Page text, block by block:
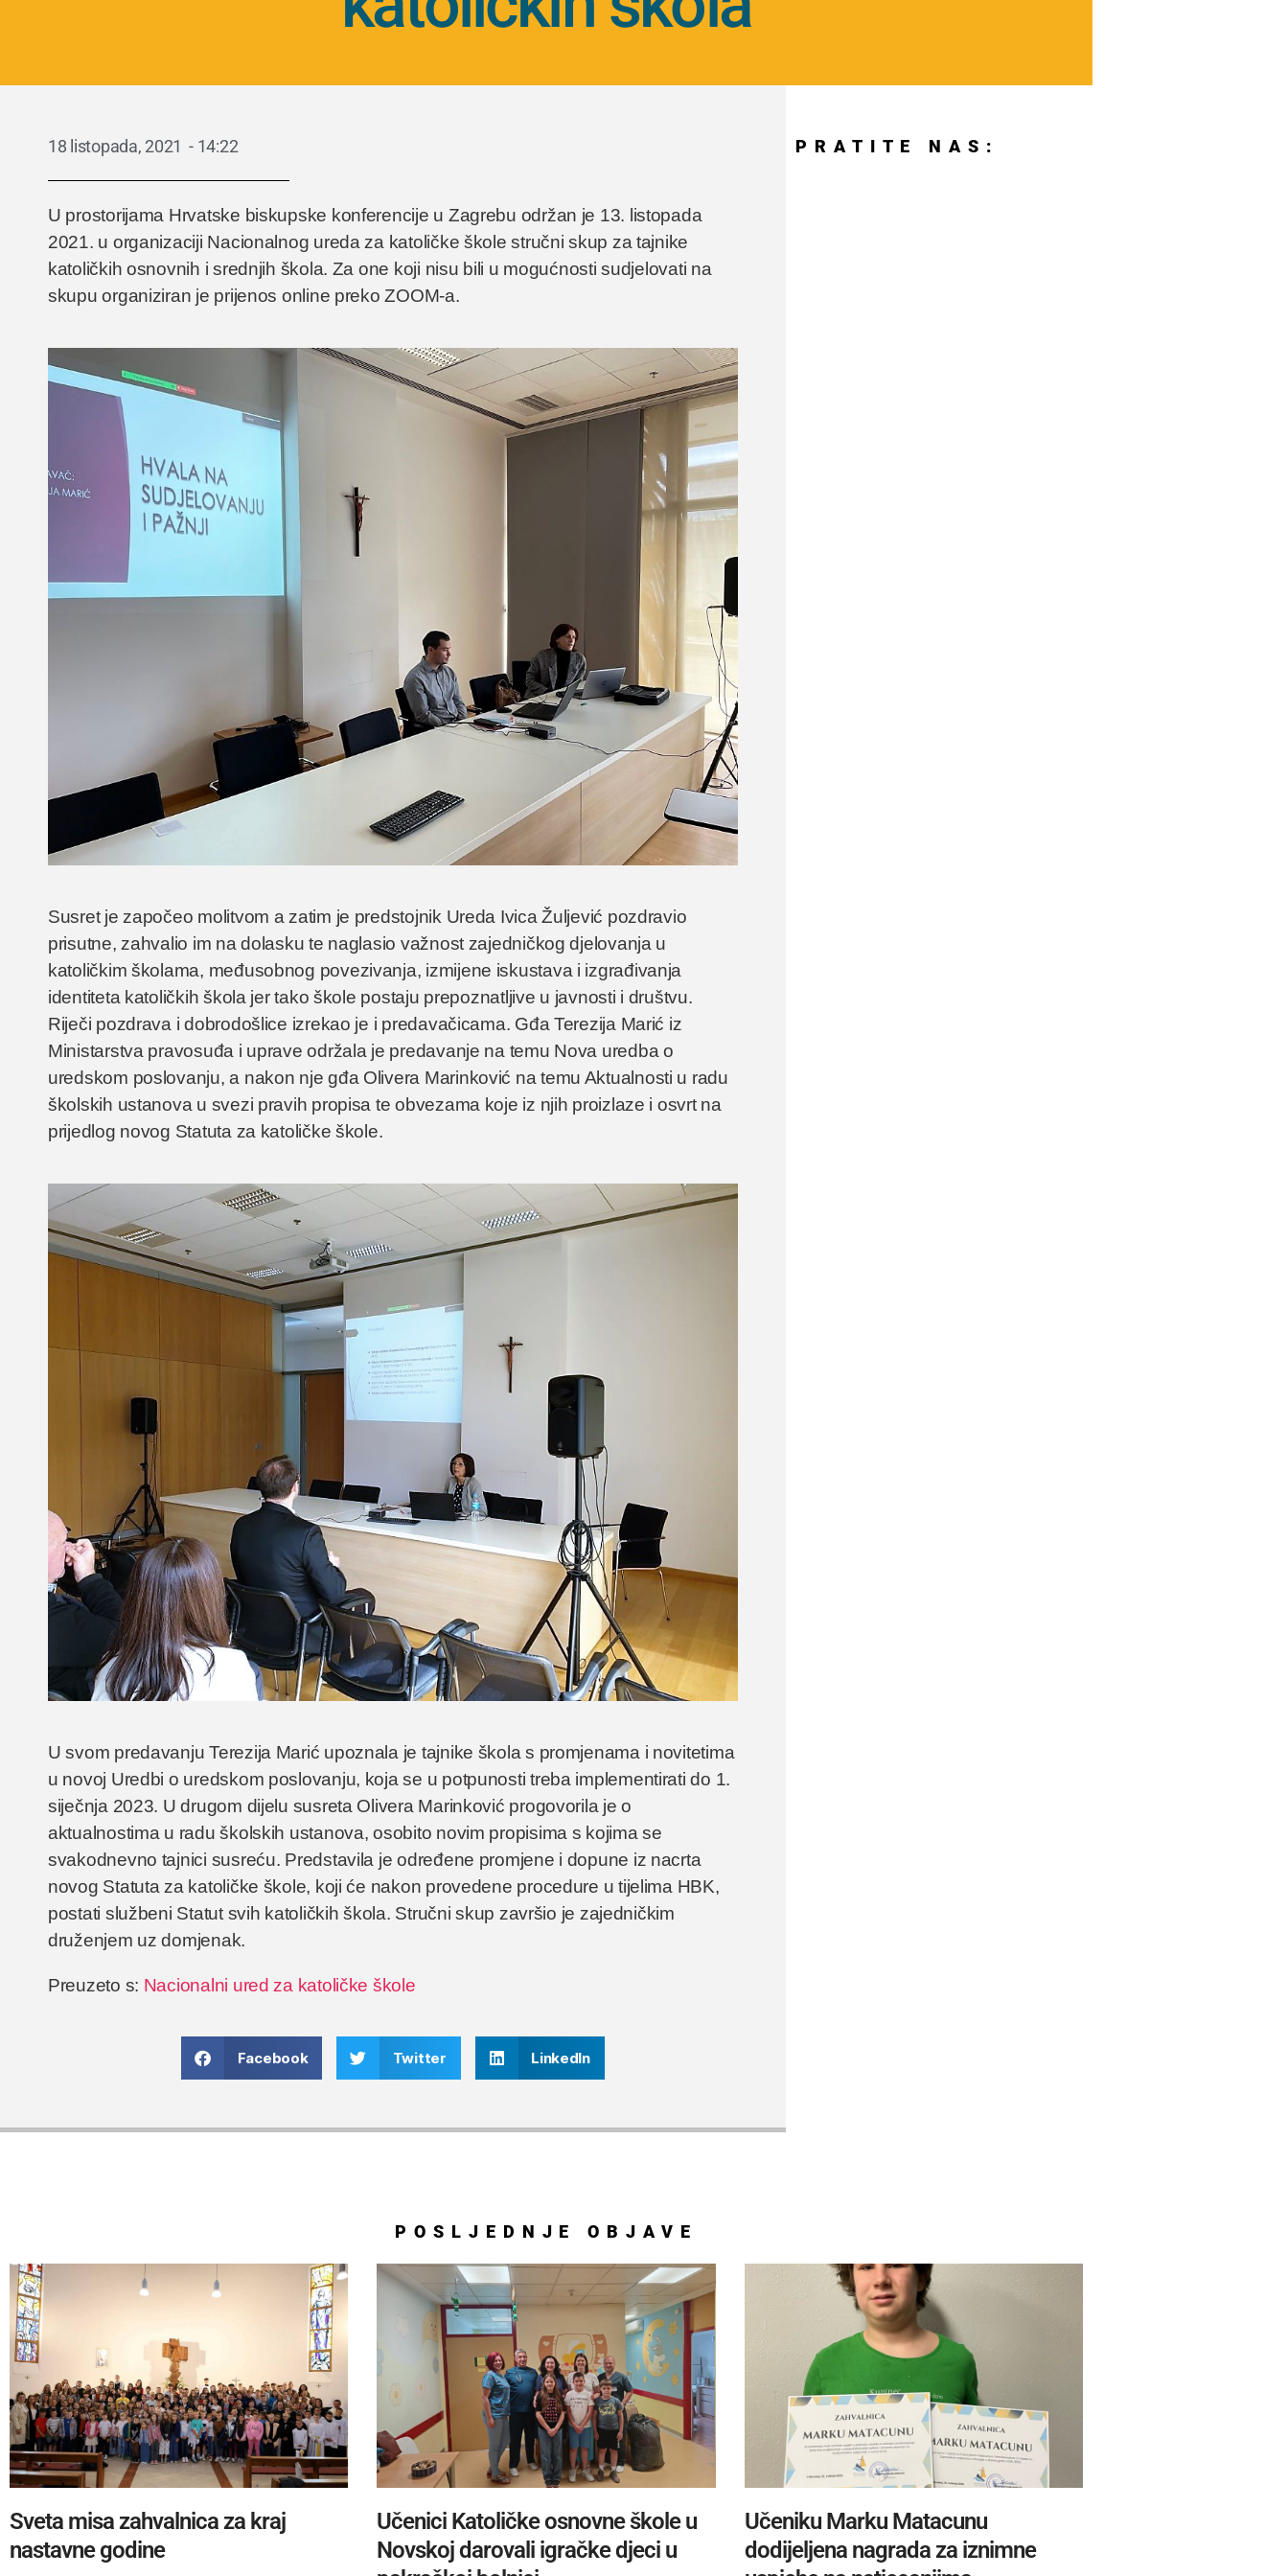
18 listopada, 2021 - 14:22
U prostorijama Hrvatske biskupske konferencije u Zagrebu održan je 13. listopada
2021. u organizaciji Nacionalnog ureda za katoličke škole stručni skup za tajnike
katoličkih osnovnih i srednjih škola. Za one koji nisu bili u mogućnosti sudjelovati na
skupu organiziran je prijenos online preko ZOOM-a.
Susret je započeo molitvom a zatim je predstojnik Ureda Ivica Žuljević pozdravio
prisutne, zahvalio im na dolasku te naglasio važnost zajedničkog djelovanja u
katoličkim školama, međusobnog povezivanja, izmijene iskustava i izgrađivanja
identiteta katoličkih škola jer tako škole postaju prepoznatljive u javnosti i društvu.
Riječi pozdrava i dobrodošlice izrekao je i predavačicama. Gđa Terezija Marić iz
Ministarstva pravosuđa i uprave održala je predavanje na temu Nova uredba o
uredskom poslovanju, a nakon nje gđa Olivera Marinković na temu Aktualnosti u radu
školskih ustanova u svezi pravih propisa te obvezama koje iz njih proizlaze i osvrt na
prijedlog novog Statuta za katoličke škole.
U svom predavanju Terezija Marić upoznala je tajnike škola s promjenama i novitetima
u novoj Uredbi o uredskom poslovanju, koja se u potpunosti treba implementirati do 1.
siječnja 2023. U drugom dijelu susreta Olivera Marinković progovorila je o
aktualnostima u radu školskih ustanova, osobito novim propisima s kojima se
svakodnevno tajnici susreću. Predstavila je određene promjene i dopune iz nacrta
novog Statuta za katoličke škole, koji će nakon provedene procedure u tijelima HBK,
postati službeni Statut svih katoličkih škola. Stručni skup završio je zajedničkim
druženjem uz domjenak.
Preuzeto s: Nacionalni ured za katoličke škole
Facebook Twitter LinkedIn
PRATITE NAS:
POSLJEDNJE OBJAVE
Sveta misa zahvalnica za kraj
nastavne godine
Učenici Katoličke osnovne škole u
Novskoj darovali igračke djeci u
Učeniku Marku Matacunu
dodijeljena nagrada za iznimne